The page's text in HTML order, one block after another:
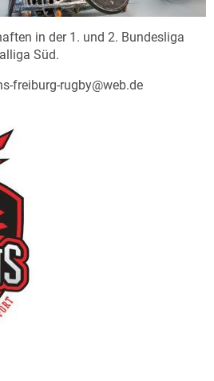
in der 1. und 2. Bundesliga
Süd.
freiburg-rugby@web.de